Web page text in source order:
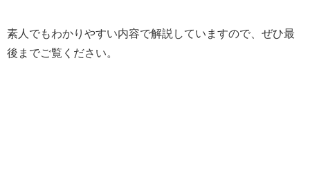
素人でもわかりやすい内容で解説していますので、ぜひ最
後までご覧ください。